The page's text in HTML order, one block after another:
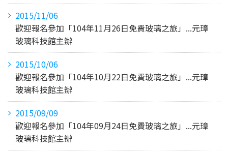
2015/11/06
歡迎報名參加「104年11月26日免費玻璃之旅」...元璋
玻璃科技館主辦
2015/10/06
歡迎報名參加「104年10月22日免費玻璃之旅」...元璋
玻璃科技館主辦
2015/09/09
歡迎報名參加「104年09月24日免費玻璃之旅」...元璋
玻璃科技館主辦